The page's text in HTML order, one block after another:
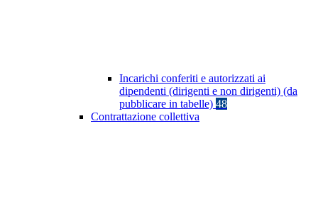
Incarichi conferiti e autorizzati ai
dipendenti (dirigenti e non dirigenti) (da
pubblicare in tabelle) 48
Contrattazione collettiva